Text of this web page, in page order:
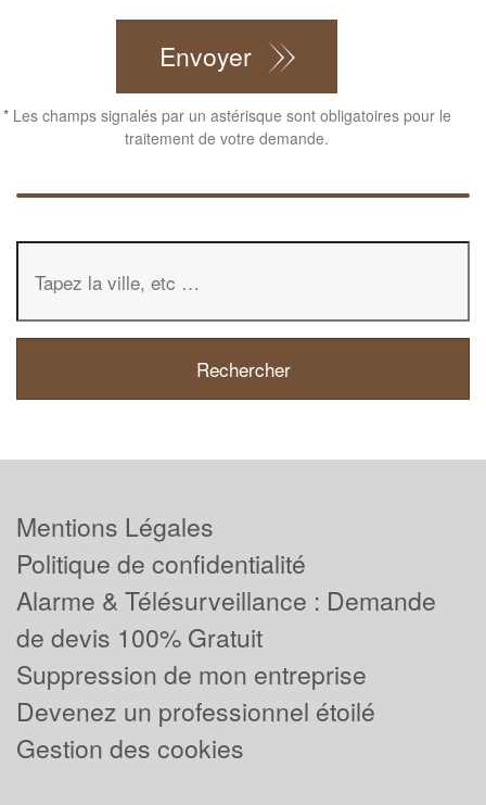
Envoyer
*Les champs signalés par un astérisque sont obligatoires pour le
traitement de votre demande.
Mentions Légales
Politique de confidentialité
Alarme & Télésurveillance : Demande
de devis 100% Gratuit
Suppression de mon entreprise
Devenez un professionnel étoilé
Gestion des cookies